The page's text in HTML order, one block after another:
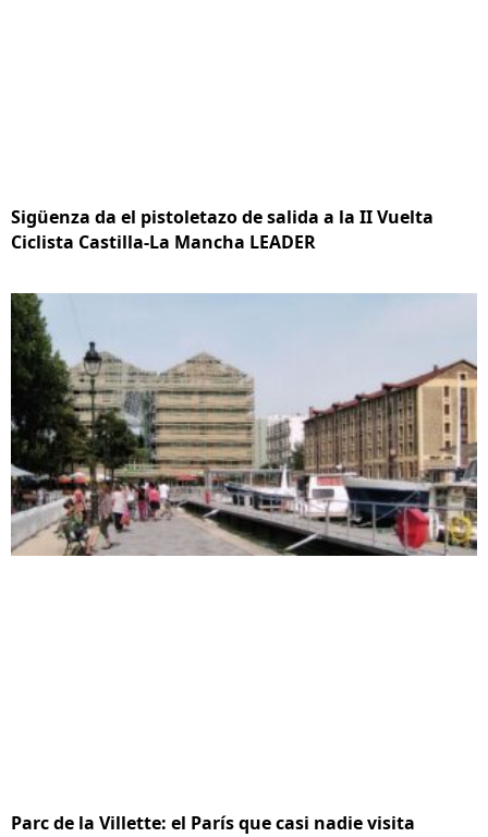
Sigüenza da el pistoletazo de salida a la II Vuelta
Ciclista Castilla-La Mancha LEADER
Parc de la Villette: el París que casi nadie visita